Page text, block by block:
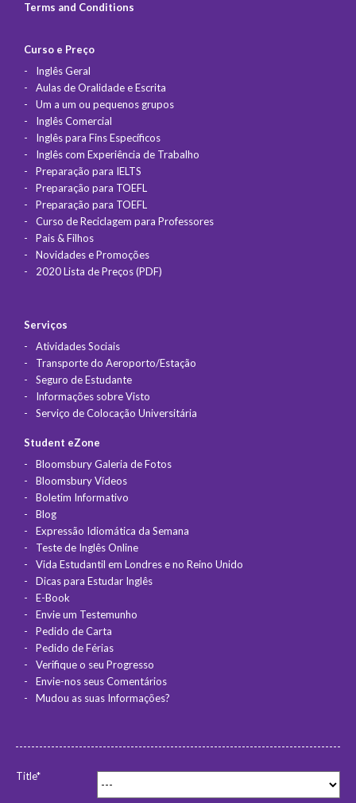
Terms and Conditions
Curso e Preço
Inglês Geral
Aulas de Oralidade e Escrita
Um a um ou pequenos grupos
Inglês Comercial
Inglês para Fins Específicos
Inglês com Experiência de Trabalho
Preparação para IELTS
Preparação para TOEFL
Preparação para TOEFL
Curso de Reciclagem para Professores
Pais & Filhos
Novidades e Promoções
2020 Lista de Preços (PDF)
Serviços
Atividades Sociais
Transporte do Aeroporto/Estação
Seguro de Estudante
Informações sobre Visto
Serviço de Colocação Universitária
Student eZone
Bloomsbury Galeria de Fotos
Bloomsbury Vídeos
Boletim Informativo
Blog
Expressão Idiomática da Semana
Teste de Inglês Online
Vida Estudantil em Londres e no Reino Unido
Dicas para Estudar Inglês
E-Book
Envie um Testemunho
Pedido de Carta
Pedido de Férias
Verifique o seu Progresso
Envie-nos seus Comentários
Mudou as suas Informações?
Title*